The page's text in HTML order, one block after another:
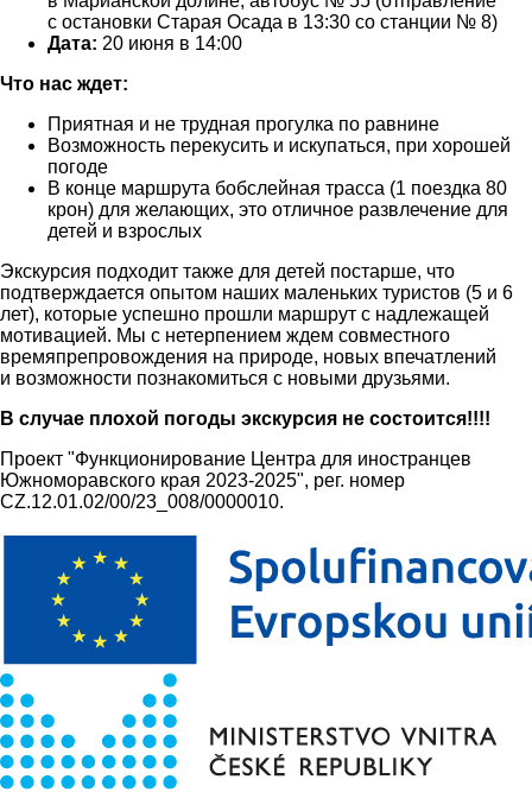
с остановки Старая Осада в 13:30 со станции № 8)
Дата: 20 июня в 14:00
Что нас ждет:
Приятная и не трудная прогулка по равнине
Возможность перекусить и искупаться, при хорошей
погоде
В конце маршрута бобслейная трасса (1 поездка 80
крон) для желающих, это отличное развлечение для
детей и взрослых
Экскурсия подходит также для детей постарше, что
подтверждается опытом наших маленьких туристов (5 и 6
лет), которые успешно прошли маршрут с надлежащей
мотивацией. Мы с нетерпением ждем совместного
времяпрепровождения на природе, новых впечатлений
и возможности познакомиться с новыми друзьями.
В случае плохой погоды экскурсия не состоится!!!!
Проект "Функционирование Центра для иностранцев
Южноморавского края 2023-2025", рег. номер
CZ.12.01.02/00/23_008/0000010.